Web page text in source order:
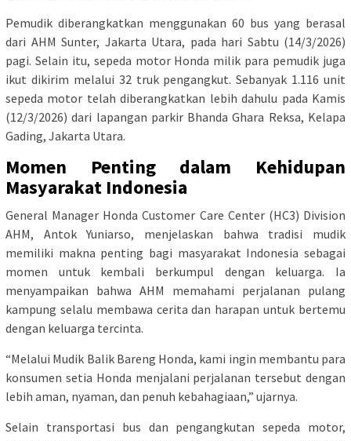
Pemudik diberangkatkan menggunakan 60 bus yang berasal
dari AHM Sunter, Jakarta Utara, pada hari Sabtu (14/3/2026)
pagi. Selain itu, sepeda motor Honda milik para pemudik juga
ikut dikirim melalui 32 truk pengangkut. Sebanyak 1.116 unit
sepeda motor telah diberangkatkan lebih dahulu pada Kamis
(12/3/2026) dari lapangan parkir Bhanda Ghara Reksa, Kelapa
Gading, Jakarta Utara.
Momen Penting dalam Kehidupan
Masyarakat Indonesia
General Manager Honda Customer Care Center (HC3) Division
AHM, Antok Yuniarso, menjelaskan bahwa tradisi mudik
memiliki makna penting bagi masyarakat Indonesia sebagai
momen untuk kembali berkumpul dengan keluarga. Ia
menyampaikan bahwa AHM memahami perjalanan pulang
kampung selalu membawa cerita dan harapan untuk bertemu
dengan keluarga tercinta.
“Melalui Mudik Balik Bareng Honda, kami ingin membantu para
konsumen setia Honda menjalani perjalanan tersebut dengan
lebih aman, nyaman, dan penuh kebahagiaan,” ujarnya.
Selain transportasi bus dan pengangkutan sepeda motor,